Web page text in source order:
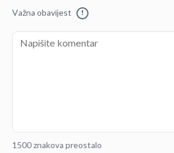
Važna obavijest !
1500 znakova preostalo